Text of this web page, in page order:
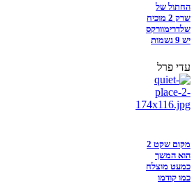
החתול של
שרק 2 מוכיח
שלדרימוורקס
יש 9 נשמות
עדי פרל
מקום שקט 2
הוא המשך
כמעט מוצלח
כמו קודמו